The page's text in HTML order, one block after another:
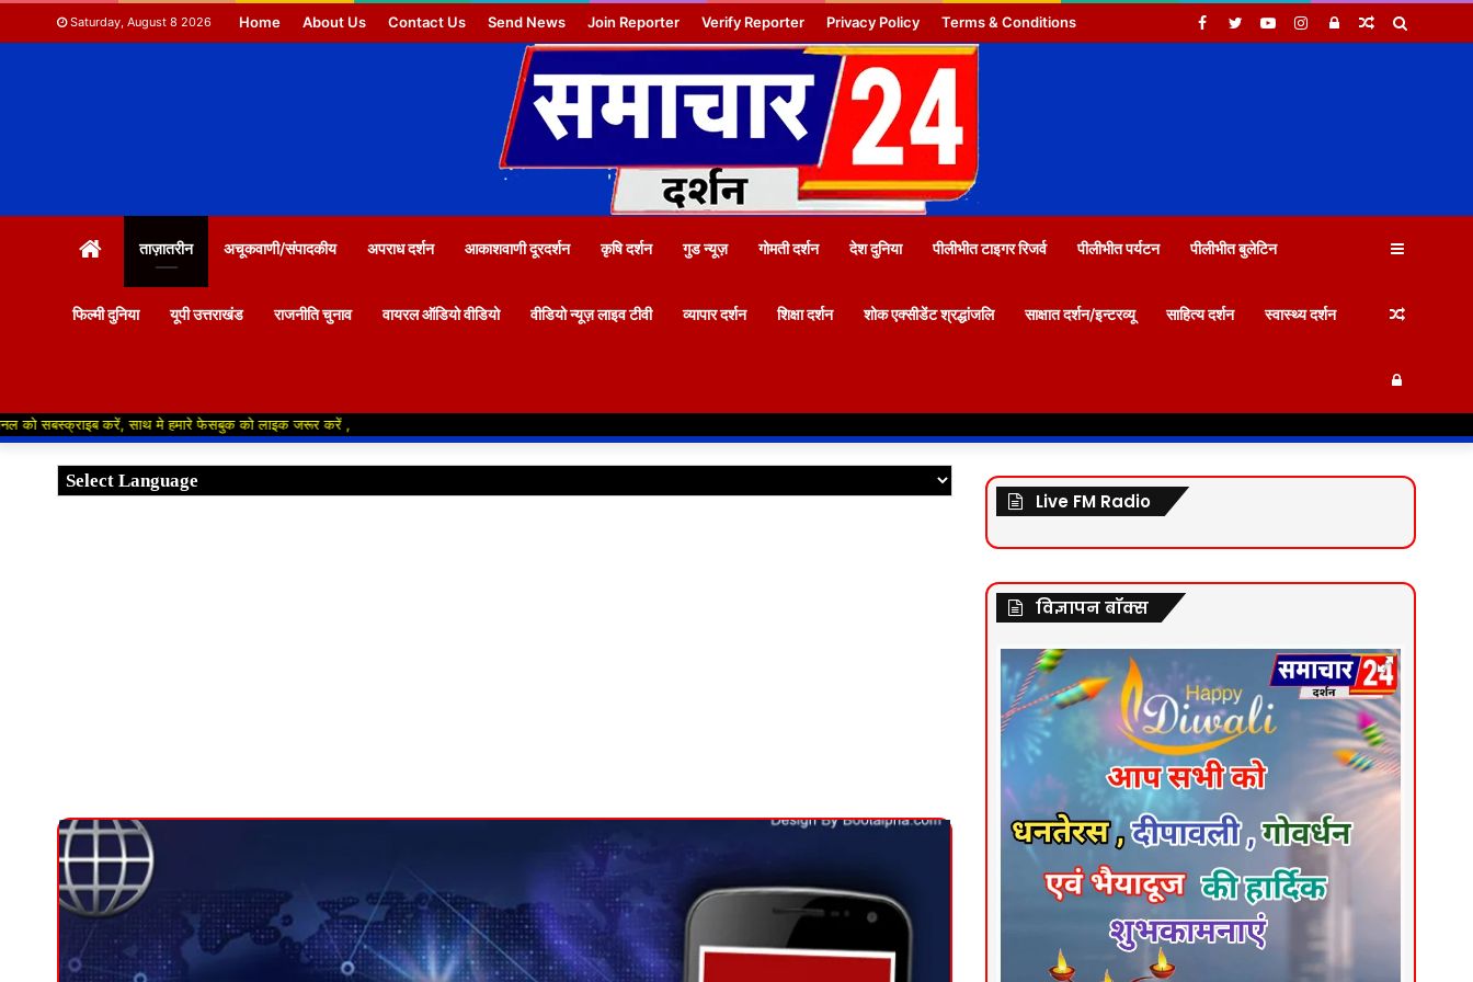
Saturday, August 8 2026 Home About Us Contact Us Send News Join Reporter Verify Reporter Privacy Policy Terms & Conditions Random
Log
Instagram
YouTube
Twitter
Facebook
HOMEताज़ातरीन अचूकवाणी/संपादकीय अपराध दर्शन आकाशवाणी दूरदर्शन कृषि दर्शन गुड न्यूज़ गोमती दर्शन देश दुनिया पीलीभीत टाइगर रिजर्व पीलीभीत पर्यटन पीलीभीत बुलेटिन
फिल्मी दुनिया यूपी उत्तराखंड राजनीति चुनाव वायरल ऑडियो वीडियो वीडियो न्यूज़ लाइव टीवी व्यापार दर्शन शिक्षा दर्शन शोक एक्सीडेंट श्रद्धांजलि साक्षात दर्शन/इन्टरव्यू साहित्य दर्शन स्वास्थ्य दर्शन
Sidebar
Random
Log
In
करें, साथ मे हमारे फेसबुक को लाइक जरूर करें ,
Live FM Radio
विज्ञापन बॉक्स